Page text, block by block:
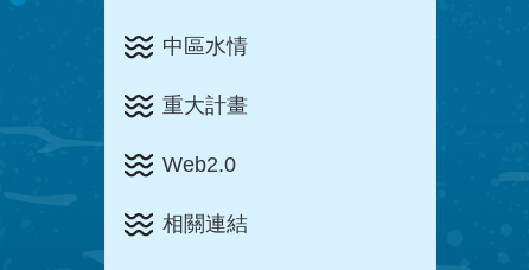
中區水情
重大計畫
Web2.0
相關連結